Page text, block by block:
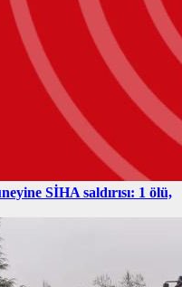
SİHA saldırısı: 1 ölü,